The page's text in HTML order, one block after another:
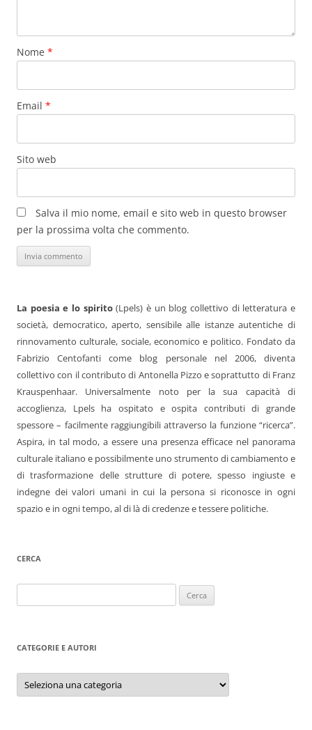
Nome *
Email *
Sito web
Salva il mio nome, email e sito web in questo browser
per la prossima volta che commento.
La poesia e lo spirito(Lpels) è un blog collettivo di letteratura e
società, democratico, aperto, sensibile alle istanze autentiche di
rinnovamento culturale, sociale, economico e politico. Fondato da
Fabrizio Centofanti come blog personale nel 2006, diventa
collettivo con il contributo di Antonella Pizzo e soprattutto di Franz
Krauspenhaar. Universalmente noto per la sua capacità di
accoglienza, Lpels ha ospitato e ospita contributi di grande
spessore – facilmente raggiungibili attraverso la funzione “ricerca”.
Aspira, in tal modo, a essere una presenza efficace nel panorama
culturale italiano e possibilmente uno strumento di cambiamento e
di trasformazione delle strutture di potere, spesso ingiuste e
indegne dei valori umani in cui la persona si riconosce in ogni
spazio e in ogni tempo, al di là di credenze e tessere politiche.
CERCA
per:
CATEGORIE E AUTORI
Categorie
autori